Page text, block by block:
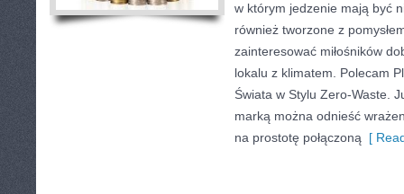
w którym jedzenie mają być
również tworzone z
zainteresować miłośników
lokalu z klimatem. Polecam
Świata w Stylu Zero-Waste.
marką można odnieść
na prostotę połączoną [